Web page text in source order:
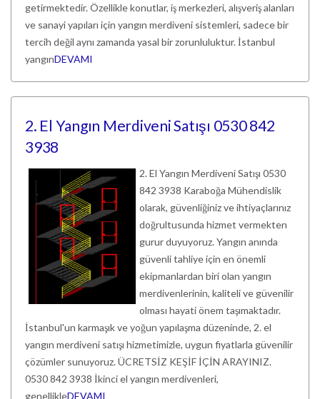
getirmektedir. Özellikle konutlar, iş merkezleri, alışveriş alanları
ve sanayi yapıları için yangın merdiveni sistemleri, sadece bir
tercih değil aynı zamanda yasal bir zorunluluktur. İstanbul
yangınDEVAMI
2. El Yangın Merdiveni Satışı 0530 842
3938
2. El Yangın Merdiveni Satışı 0530
842 3938 Karaboğa Mühendislik
olarak, güvenliğiniz ve ihtiyaçlarınız
doğrultusunda hizmet vermekten
gurur duyuyoruz. Yangın anında
güvenli tahliye için en önemli
ekipmanlardan biri olan yangın
merdivenlerinin, kaliteli ve güvenilir
olması hayati önem taşımaktadır.
İstanbul'un karmaşık ve yoğun yapılaşma düzeninde, 2. el
yangın merdiveni satışı hizmetimizle, uygun fiyatlarla güvenilir
çözümler sunuyoruz. ÜCRETSİZ KEŞİF İÇİN ARAYINIZ.
0530 842 3938 İkinci el yangın merdivenleri,
genellikleDEVAMI